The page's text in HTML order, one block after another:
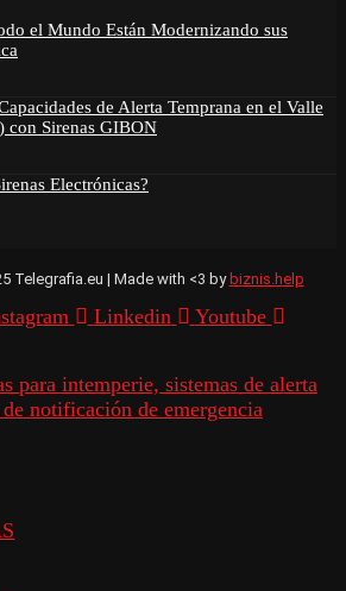
el Mundo Están Modernizando sus
de Alerta Temprana en el Valle
con Sirenas GIBON
Electrónicas?
Telegrafia.eu | Made with <3 bybiznis.help
Linkedin Youtube